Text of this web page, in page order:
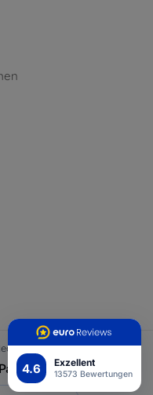
4.6 Exzellent
13573 Bewertungen
vorbehalten.